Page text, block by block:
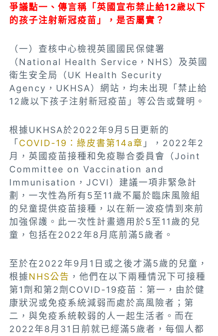
爭議點一、傳言稱「英國宣布禁止給12歲以下
的孩子注射新冠疫苗」，是否屬實？
（一）查核中心檢視英國國民保健署
（National Health Service，NHS）及英國
衛生安全局（UK Health Security
Agency，UKHSA）網站，均未出現「禁止給
12歲以下孩子注射新冠疫苗」等公告或聲明。
根據UKHSA於2022年9月5日更新的
「COVID-19：綠皮書第14a章 」， 2022年2
月，英國疫苗接種和免疫聯合委員會（Joint
Committee on Vaccination and
Immunisation，JCVI）建議一項非緊急計
劃，一次性為所有5至11歲不屬於臨床風險組
的兒童提供疫苗接種，以在新一波疫情到來前
加強保護。此一次性計畫適用於5至11歲的兒
童，包括在2022年8月底前滿5歲者。
至於在2022年9月1日或之後才滿5歲的兒童，
根據NHS公告 ，他們在以下兩種情況下可接種
第1劑和第2劑COVID-19疫苗：第一，由於健
康狀況或免疫系統減弱而處於高風險者；第
二，與免疫系統較弱的人一起生活者。而在
2022年8月31日前就已經滿5歲者，每個人都